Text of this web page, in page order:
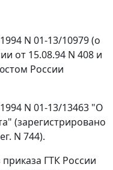
N 01-13/10979 (о
от 15.08.94 N 408 и
России
N 01-13/13463 "О
(зарегистрировано
N 744).
ГТК России